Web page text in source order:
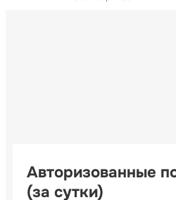
Авторизованные
(за сутки)